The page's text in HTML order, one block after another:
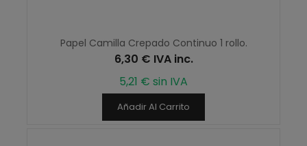
Papel Camilla Crepado Continuo 1 rollo.
6,30 € IVA inc.
5,21 € sin IVA
Añadir Al Carrito